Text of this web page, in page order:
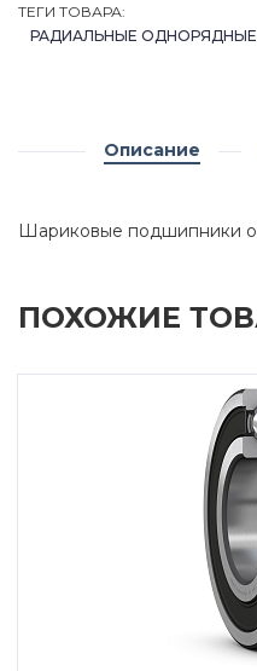
ТЕГИ ТОВАРА:
РАДИАЛЬНЫЕ
Описание
Шариковые подшипники
ПОХОЖИЕ